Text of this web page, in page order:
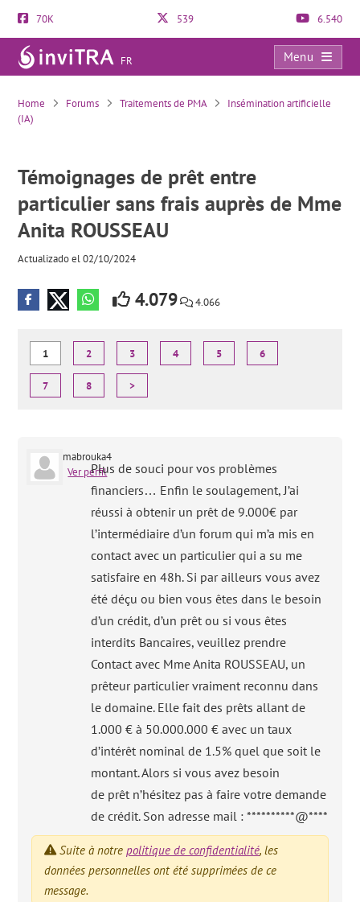
70K 539 6.540
FR
Menu
Témoignages de prêt entre particulier sans frais auprès de Mme Anita ROUSSEAU
Home Forums Traitements de PMA
Insémination artificielle
(IA)
Témoignages de prêt entre
particulier sans frais auprès de Mme
Anita ROUSSEAU
Actualizado el 02/10/2024
4.079 4.066
1 2 3 4 5 6
7 8 >
mabrouka4
Ver perfilPlus de souci pour vos problèmes
financiers… Enfin le soulagement, J’ai
réussi à obtenir un prêt de 9.000€ par
l’intermédiaire d’un forum qui m’a mis en
contact avec un particulier qui a su me
satisfaire en 48h. Si par ailleurs vous avez
été déçu ou bien vous êtes dans le besoin
d’un crédit, d’un prêt ou si vous êtes
interdits Bancaires, veuillez prendre
Contact avec Mme Anita ROUSSEAU, un
prêteur particulier vraiment reconnu dans
le domaine. Elle fait des prêts allant de
1.000 € à 50.000.000 € avec un taux
d’intérêt nominal de 1.5% quel que soit le
montant. Alors si vous avez besoin
de prêt n’hésitez pas à faire votre demande
de crédit. Son adresse mail : **********@****
Suite à notrepolitique de confidentialité, les
données personnelles ont été supprimées de ce
message.